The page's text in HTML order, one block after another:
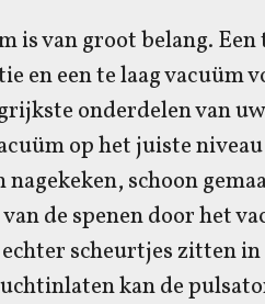
is van groot belang.
en een te laag vacuüm
onderdelen van
op het juiste
schoon
de spenen door het
scheurtjes zitten
kan de